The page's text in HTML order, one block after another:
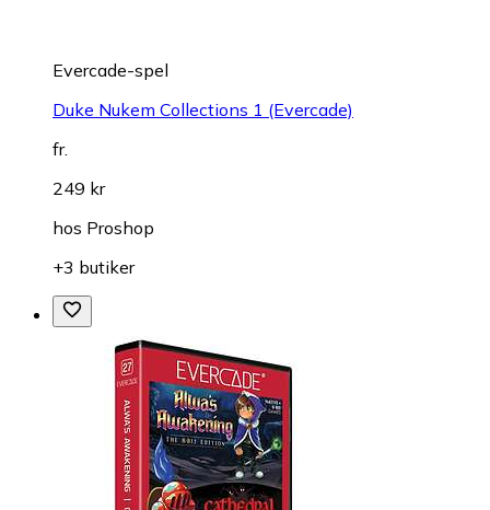
Evercade-spel
Duke Nukem Collections 1 (Evercade)
fr.
249 kr
hos Proshop
+3 butiker